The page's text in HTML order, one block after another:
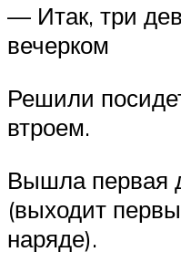
— Итак, три
вечерком
Решили
втроем.
Вышла первая
(выходит
наряде).